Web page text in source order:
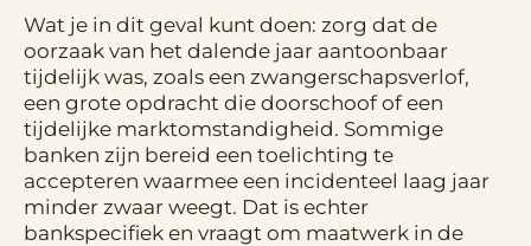
Wat je in dit geval kunt doen: zorg dat de
oorzaak van het dalende jaar aantoonbaar
tijdelijk was, zoals een zwangerschapsverlof,
een grote opdracht die doorschoof of een
tijdelijke marktomstandigheid. Sommige
banken zijn bereid een toelichting te
accepteren waarmee een incidenteel laag jaar
minder zwaar weegt. Dat is echter
bankspecifiek en vraagt om maatwerk in de